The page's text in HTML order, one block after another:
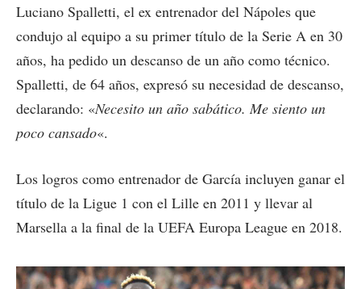
Luciano Spalletti, el ex entrenador del Nápoles que
condujo al equipo a su primer título de la Serie A en 30
años, ha pedido un descanso de un año como técnico.
Spalletti, de 64 años, expresó su necesidad de descanso,
declarando: «Necesito un año sabático. Me siento un
poco cansado«.
Los logros como entrenador de García incluyen ganar el
título de la Ligue 1 con el Lille en 2011 y llevar al
Marsella a la final de la UEFA Europa League en 2018.